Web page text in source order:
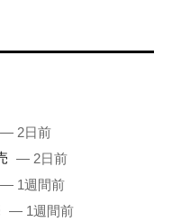
— 2日前
— 2日前
— 1週間前
— 1週間前